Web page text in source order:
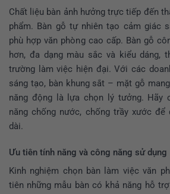
Chất liệu bàn ảnh hưởng trực tiếp đến
phẩm. Bàn gỗ tự nhiên tạo cảm giác
phù hợp văn phòng cao cấp. Bàn gỗ
hơn, đa dạng màu sắc và kiểu dáng,
trường làm việc hiện đại. Với các
sáng tạo, bàn khung sắt – mặt gỗ
năng động là lựa chọn lý tưởng. Hãy
năng chống nước, chống trầy xước
dài.
Ưu tiên tính năng và công năng sử dụng
Kinh nghiệm chọn bàn làm việc văn
tiên những mẫu bàn có khả năng hỗ